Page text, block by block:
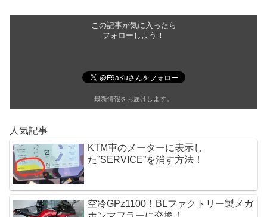
c
k
tt
ail
この記事が気に入ったら
フォローしよう！
最新情報をお届けします。
人気記事
KTM車のメーターに表示し
た”SERVICE”を消す方法！
空冷GPz1100！BLファクトリー製メガ